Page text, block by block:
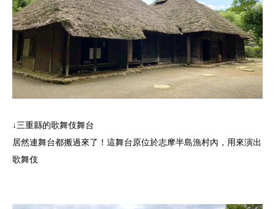
↓三重縣的歌舞伎舞台
居然連舞台都搬過來了！這舞台原位於志摩半島漁村內，用來演出
歌舞伎